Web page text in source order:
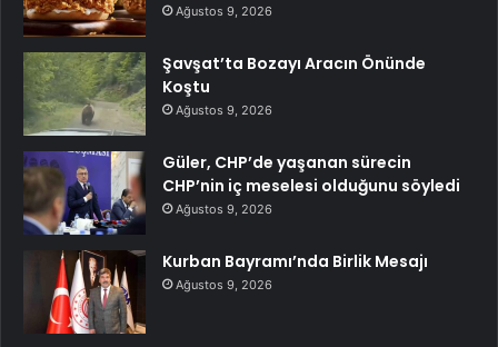
Ağustos 9, 2026
Şavşat’ta Bozayı Aracın Önünde
Koştu
Ağustos 9, 2026
Güler, CHP’de yaşanan sürecin
CHP’nin iç meselesi olduğunu söyledi
Ağustos 9, 2026
Kurban Bayramı’nda Birlik Mesajı
Ağustos 9, 2026